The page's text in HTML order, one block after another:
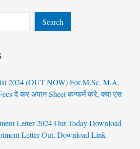
Search
2024 (OUT NOW) For M.Sc, M.A,
दे कर अपान Sheet कन्फर्म करे, क्या एस
Letter 2024 Out Today Download
Letter Out, Download Link